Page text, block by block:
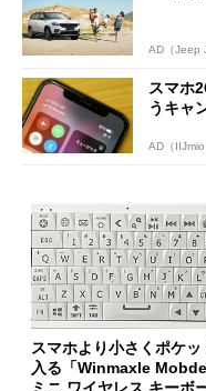
AD（Jeep
スマホ
うキャ
AD（IIJmio
スマホより小さくポケッ
入る「Winmaxle